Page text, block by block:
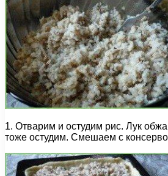
1. Отварим и остудим рис. Лук
тоже остудим. Смешаем с